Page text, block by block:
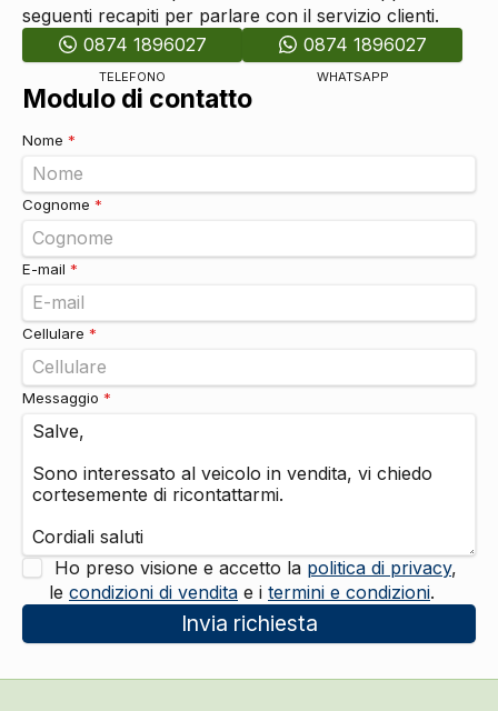
seguenti recapiti per parlare con il servizio clienti.
0874 1896027
TELEFONO
0874 1896027
WHATSAPP
Modulo di contatto
Nome *
Cognome *
E-mail *
Cellulare *
Messaggio *
Ho preso visione e accetto la politica di privacy,
le condizioni di vendita e i termini e condizioni.
Invia richiesta